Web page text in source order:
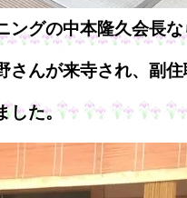
ングの中本隆久会長
さんが来寺され、副
した。